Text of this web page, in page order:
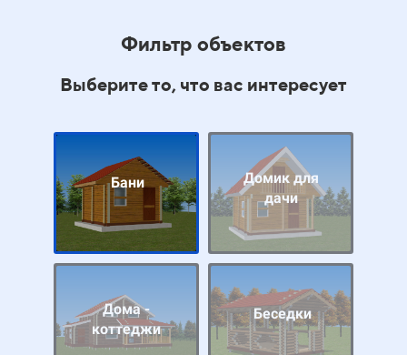
Фильтр объектов
Выберите то, что вас интересует
Бани
Домик для
дачи
Дома -
коттеджи
Беседки